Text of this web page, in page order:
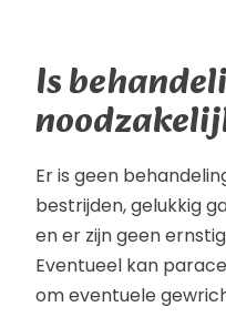
Is
Er is geen
bestrijden, gelukkig
en er zijn geen
Eventueel kan
om eventuele